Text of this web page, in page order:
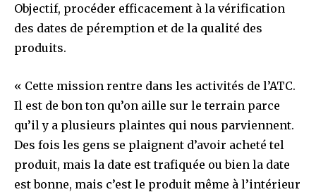
Objectif, procéder efficacement à la vérification
des dates de péremption et de la qualité des
produits.
« Cette mission rentre dans les activités de l’ATC.
Il est de bon ton qu’on aille sur le terrain parce
qu’il y a plusieurs plaintes qui nous parviennent.
Des fois les gens se plaignent d’avoir acheté tel
produit, mais la date est trafiquée ou bien la date
est bonne, mais c’est le produit même à l’intérieur